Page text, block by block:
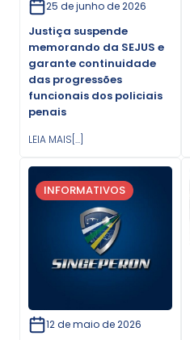
25 de junho de 2026
Justiça suspende
memorando da SEJUS e
garante continuidade
das progressões
funcionais dos policiais
penais
LEIA MAIS[...]
INFORMATIVOS
12 de maio de 2026